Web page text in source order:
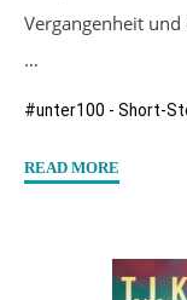
Vergangenheit
…
#unter100 - Short-
READ MORE
von
Aleksandr